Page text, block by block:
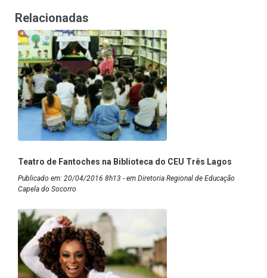
Relacionadas
Teatro de Fantoches na Biblioteca do CEU Três Lagos
Publicado em: 20/04/2016 8h13 - em Diretoria Regional de Educação
Capela do Socorro